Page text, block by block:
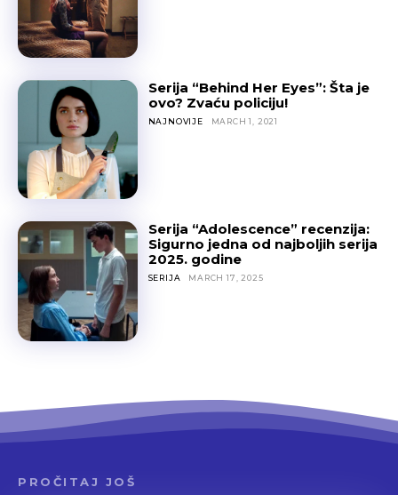
Serija “Behind Her Eyes”: Šta je
ovo? Zvaću policiju!
NAJNOVIJE MARCH 1, 2021
Serija “Adolescence” recenzija:
Sigurno jedna od najboljih serija
2025. godine
SERIJA MARCH 17, 2025
PROČITAJ JOŠ